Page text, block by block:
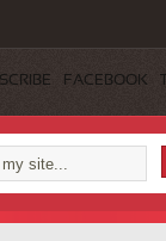
FACEBOOK